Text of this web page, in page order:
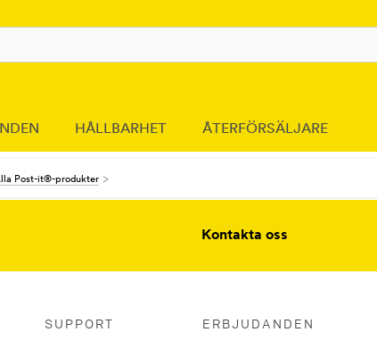
HÅLLBARHET ÅTERFÖRSÄLJARE
Post-it®-produkter
Kontakta oss
SUPPORT ERBJUDANDEN